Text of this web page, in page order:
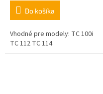
Do košíka
Vhodné pre modely: TC 100i
TC 112 TC 114